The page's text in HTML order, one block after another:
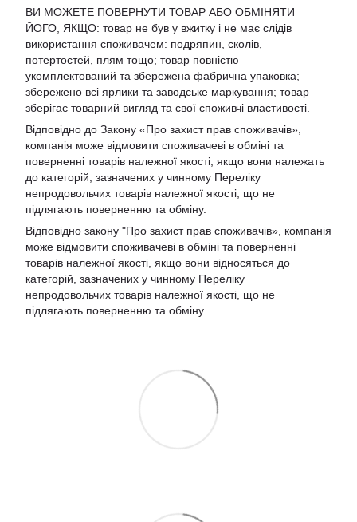
ВИ МОЖЕТЕ ПОВЕРНУТИ ТОВАР АБО ОБМІНЯТИ
ЙОГО, ЯКЩО: товар не був у вжитку і не має слідів
використання споживачем: подряпин, сколів,
потертостей, плям тощо; товар повністю
укомплектований та збережена фабрична упаковка;
збережено всі ярлики та заводське маркування; товар
зберігає товарний вигляд та свої споживчі властивості.
Відповідно до Закону «Про захист прав споживачів»,
компанія може відмовити споживачеві в обміні та
поверненні товарів належної якості, якщо вони належать
до категорій, зазначених у чинному Переліку
непродовольчих товарів належної якості, що не
підлягають поверненню та обміну.
Відповідно закону "Про захист прав споживачів» , компанія
може відмовити споживачеві в обміні та поверненні
товарів належної якості, якщо вони відносяться до
категорій, зазначених у чинному Переліку
непродовольчих товарів належної якості, що не
підлягають поверненню та обміну.